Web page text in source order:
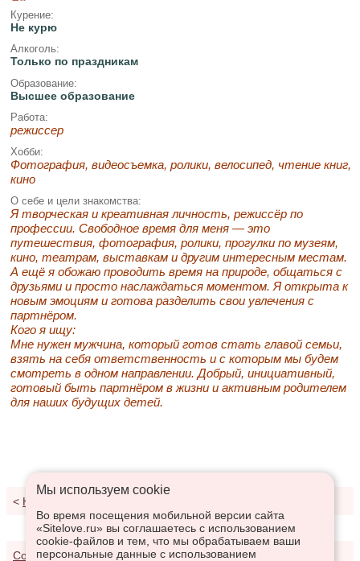
Курение:
Не курю
Алкоголь:
Только по праздникам
Образование:
Высшее образование
Работа:
режиссер
Хобби:
Фотография, видеосъемка, ролики, велосипед, чтение книг,
кино
О себе и цели знакомства:
Я творческая и креативная личность, режиссёр по
профессии. Свободное время для меня — это
путешествия, фотография, ролики, прогулки по музеям,
кино, театрам, выставкам и другим интересным местам.
А ещё я обожаю проводить время на природе, общаться с
друзьями и просто наслаждаться моментом. Я открыта к
новым эмоциям и готова разделить свои увлечения с
партнёром.
Кого я ищу:
Мне нужен мужчина, который готов стать главой семьи,
взять на себя ответственность и с которым мы будем
смотреть в одном направлении. Добрый, инициативный,
готовый быть партнёром в жизни и активным родителем
для наших будущих детей.
< К результатам поиска
Соглашение о предоставлении услуг
Мы используем сookie
Во время посещения мобильной версии сайта
«Sitelove.ru» вы соглашаетесь с использованием
cookie-файлов и тем, что мы обрабатываем ваши
персональные данные с использованием